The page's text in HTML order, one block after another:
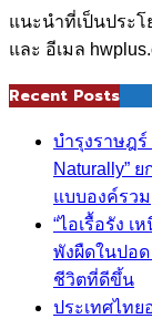
แนะนำที่เป็นประโ
และ อีเมล
Recent Posts
บำรุงราษฎร์
Naturally”
แบบองค์รวม
“ไอเรื้อรัง
พังผืดในปอ
ชีวิตที่ดีขึ้น
ประเทศไท